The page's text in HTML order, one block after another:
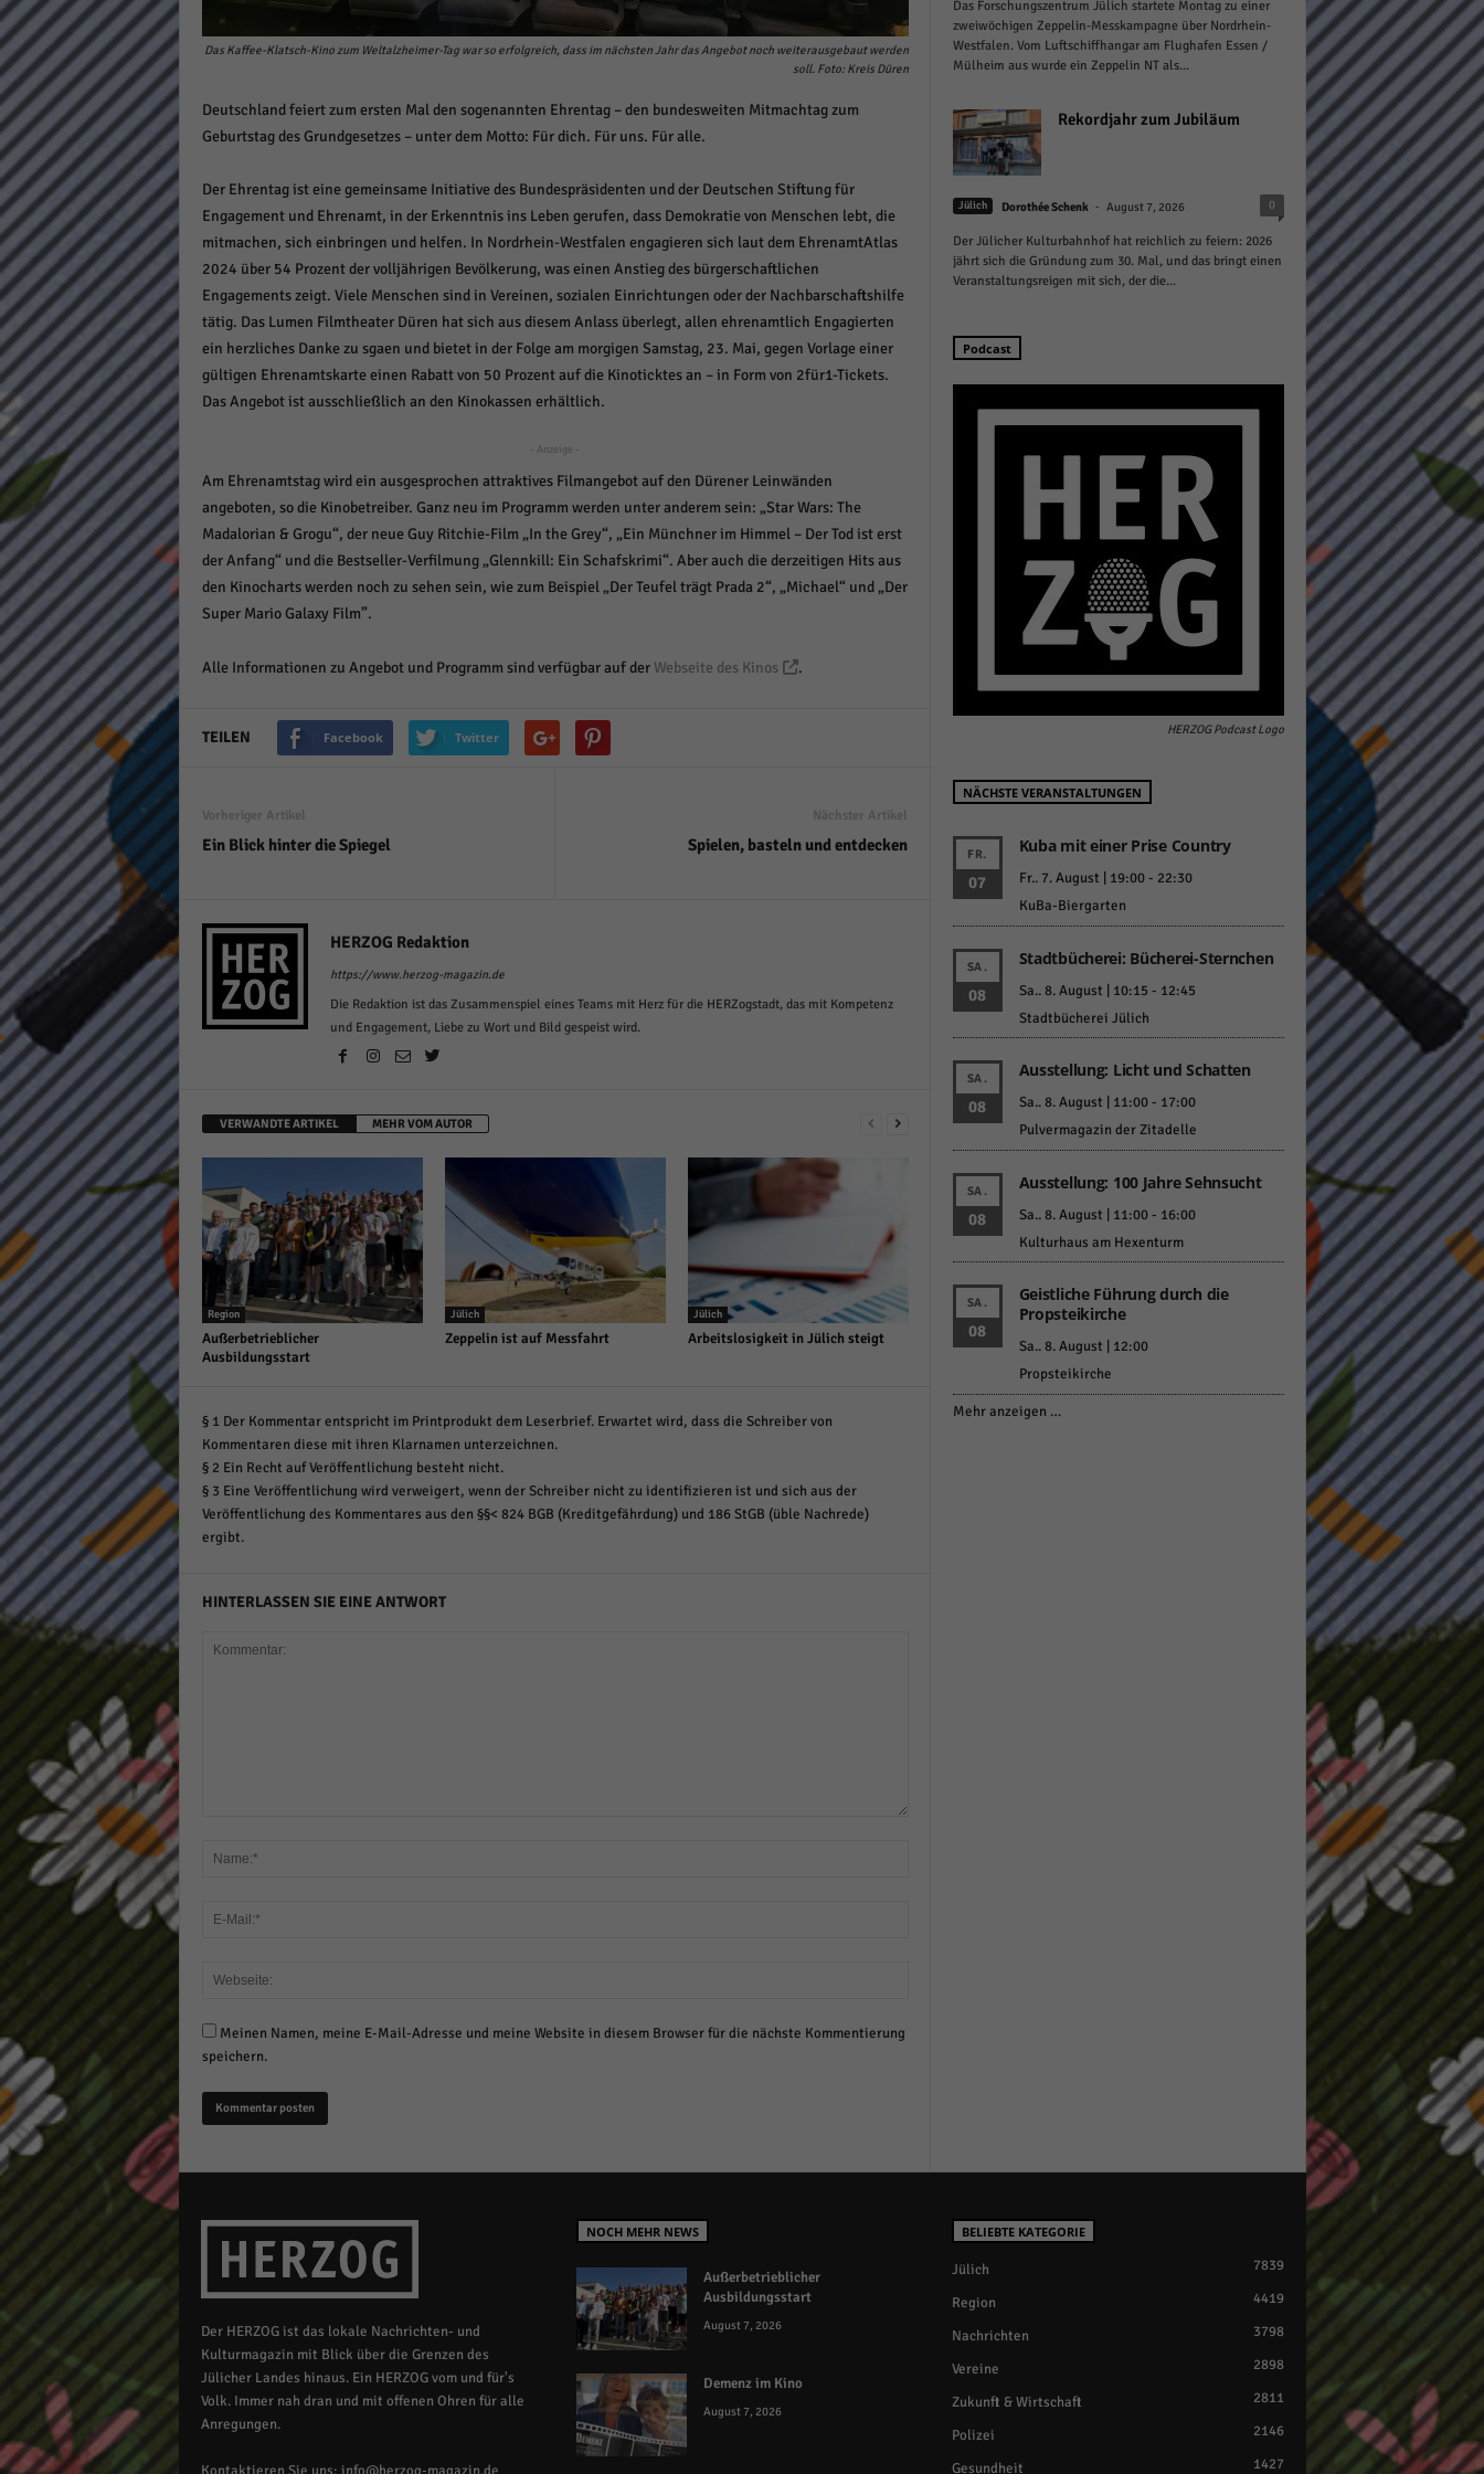
Das Kaffee-Klatsch-Kino zum Weltalzheimer-Tag war so erfolgreich, dass im nächsten Jahr das Angebot noch weiterausgebaut werden
soll. Foto: Kreis Düren
Deutschland feiert zum ersten Mal den sogenannten Ehrentag – den bundesweiten Mitmachtag zum
Geburtstag des Grundgesetzes – unter dem Motto: Für dich. Für uns. Für alle.
Der Ehrentag ist eine gemeinsame Initiative des Bundespräsidenten und der Deutschen Stiftung für
Engagement und Ehrenamt, in der Erkenntnis ins Leben gerufen, dass Demokratie von Menschen lebt, die
mitmachen, sich einbringen und helfen. In Nordrhein-Westfalen engagieren sich laut dem EhrenamtAtlas
2024 über 54 Prozent der volljährigen Bevölkerung, was einen Anstieg des bürgerschaftlichen
Engagements zeigt. Viele Menschen sind in Vereinen, sozialen Einrichtungen oder der Nachbarschaftshilfe
tätig. Das Lumen Filmtheater Düren hat sich aus diesem Anlass überlegt, allen ehrenamtlich Engagierten
ein herzliches Danke zu sgaen und bietet in der Folge am morgigen Samstag, 23. Mai, gegen Vorlage einer
gültigen Ehrenamtskarte einen Rabatt von 50 Prozent auf die Kinoticktes an – in Form von 2für1-Tickets.
Das Angebot ist ausschließlich an den Kinokassen erhältlich.
- Anzeige -
Am Ehrenamtstag wird ein ausgesprochen attraktives Filmangebot auf den Dürener Leinwänden
angeboten, so die Kinobetreiber. Ganz neu im Programm werden unter anderem sein: „Star Wars: The
Madalorian & Grogu“, der neue Guy Ritchie-Film „In the Grey“, „Ein Münchner im Himmel – Der Tod ist erst
der Anfang“ und die Bestseller-Verfilmung „Glennkill: Ein Schafskrimi“. Aber auch die derzeitigen Hits aus
den Kinocharts werden noch zu sehen sein, wie zum Beispiel „Der Teufel trägt Prada 2“, „Michael“ und „Der
Super Mario Galaxy Film”.
Alle Informationen zu Angebot und Programm sind verfügbar auf der Webseite des Kinos .
TEILEN Facebook Twitter
Vorheriger Artikel
Ein Blick hinter die Spiegel
Nächster Artikel
Spielen, basteln und entdecken
HERZOG Redaktion
https://www.herzog-magazin.de
Die Redaktion ist das Zusammenspiel eines Teams mit Herz für die HERZogstadt, das mit Kompetenz
und Engagement, Liebe zu Wort und Bild gespeist wird.
VERWANDTE ARTIKEL MEHR VOM AUTOR
Region
Außerbetrieblicher
Ausbildungsstart
Jülich
Zeppelin ist auf Messfahrt
Jülich
Arbeitslosigkeit in Jülich steigt
§ 1 Der Kommentar entspricht im Printprodukt dem Leserbrief. Erwartet wird, dass die Schreiber von
Kommentaren diese mit ihren Klarnamen unterzeichnen.
§ 2 Ein Recht auf Veröffentlichung besteht nicht.
§ 3 Eine Veröffentlichung wird verweigert, wenn der Schreiber nicht zu identifizieren ist und sich aus der
Veröffentlichung des Kommentares aus den §§< 824 BGB (Kreditgefährdung) und 186 StGB (üble Nachrede)
ergibt.
HINTERLASSEN SIE EINE ANTWORT
Meinen Namen, meine E-Mail-Adresse und meine Website in diesem Browser für die nächste Kommentierung
speichern.
Das Forschungszentrum Jülich startete Montag zu einer
zweiwöchigen Zeppelin-Messkampagne über Nordrhein-
Westfalen. Vom Luftschiffhangar am Flughafen Essen /
Mülheim aus wurde ein Zeppelin NT als...
Rekordjahr zum Jubiläum
Jülich Dorothée Schenk - August 7, 2026 0
Der Jülicher Kulturbahnhof hat reichlich zu feiern: 2026
jährt sich die Gründung zum 30. Mal, und das bringt einen
Veranstaltungsreigen mit sich, der die...
Podcast
HERZOG Podcast Logo
NÄCHSTE VERANSTALTUNGEN
FR.
07
Kuba mit einer Prise Country
Fr.. 7. August | 19:00- 22:30
KuBa-Biergarten
SA.
08
Stadtbücherei: Bücherei-Sternchen
Sa.. 8. August | 10:15 - 12:45
Stadtbücherei Jülich
SA.
08
Ausstellung: Licht und Schatten
Sa.. 8. August | 11:00- 17:00
Pulvermagazin der Zitadelle
SA.
08
Ausstellung: 100 Jahre Sehnsucht
Sa.. 8. August | 11:00- 16:00
Kulturhaus am Hexenturm
SA.
08
Geistliche Führung durch die
Propsteikirche
Sa.. 8. August | 12:00
Propsteikirche
Mehr anzeigen …
Der HERZOG ist das lokale Nachrichten- und
Kulturmagazin mit Blick über die Grenzen des
Jülicher Landes hinaus. Ein HERZOG vom und für's
Volk. Immer nah dran und mit offenen Ohren für alle
Anregungen.
NOCH MEHR NEWS
Außerbetrieblicher
Ausbildungsstart
August 7, 2026
Demenz im Kino
August 7, 2026
BELIEBTE KATEGORIE
Jülich 7839
Region 4419
Nachrichten 3798
Vereine 2898
Zukunft & Wirtschaft 2811
Polizei 2146
Gesundheit 1427
Datenschutzeinstellungen
Essenziell (1)
Essenzielle Cookies ermöglichen grundlegende Funktionen und sind für die einwandfreie
Statistiken
Statistik Cookies erfassen Informationen anonym. Diese Informationen helfen uns zu verstehen,
wie unsere Besucher unsere Website nutzen.
Cookie-Informationen anzeigen
Marketing (1)
Marketing-Cookies werden von Drittanbietern oder Publishern verwendet, um personalisierte
Werbung anzuzeigen. Sie tun dies, indem sie Besucher über Websites hinweg verfolgen.
Inhalte von Videoplattformen und Social-Media-Plattformen werden standardmäßig blockiert.
Wenn Cookies von externen Medien akzeptiert werden, bedarf der Zugriff auf diese Inhalte
keiner manuellen Einwilligung mehr.
Cookie-Informationen anzeigen
powered by Borlabs Cookie Impressum